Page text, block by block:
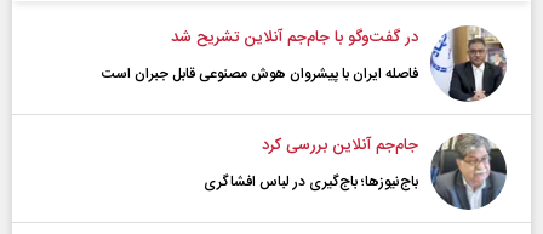
در گفت‌و‌گو با جام‌جم آنلاین تشریح شد
فاصله ایران با پیشرو‌ان هوش مصنوعی قابل جبران است
جام‌جم آنلاین بررسی کرد
باج‌نیوزها؛ باج‌گیری در لباس افشاگری